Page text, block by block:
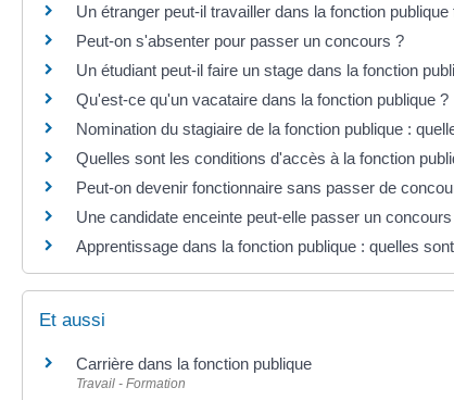
Un étranger peut-il travailler dans la fonction
Peut-on s'absenter pour passer un concours ?
Un étudiant peut-il faire un stage dans la fonction
Qu'est-ce qu'un vacataire dans la fonction publique ?
Nomination du stagiaire de la fonction publique :
Quelles sont les conditions d'accès à la fonction
Peut-on devenir fonctionnaire sans passer de
Une candidate enceinte peut-elle passer un
Apprentissage dans la fonction publique : quelles
Et aussi
Carrière dans la fonction publique
Travail - Formation